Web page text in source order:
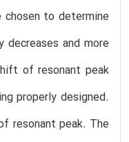
to determine
and more
of resonant peak
properly designed.
resonant peak. The